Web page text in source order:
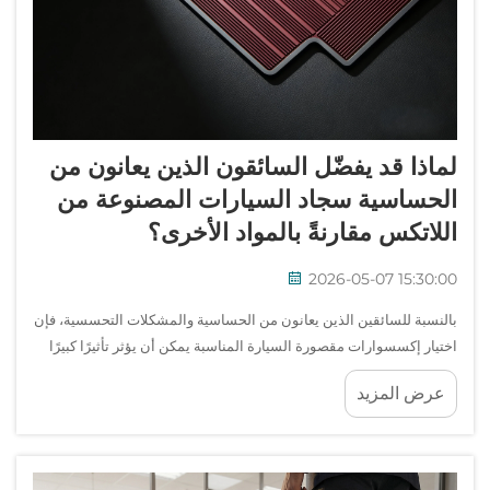
لماذا قد يفضّل السائقون الذين يعانون من
الحساسية سجاد السيارات المصنوعة من
اللاتكس مقارنةً بالمواد الأخرى؟
2026-05-07 15:30:00
بالنسبة للسائقين الذين يعانون من الحساسية والمشكلات التحسسية، فإن
اختيار إكسسوارات مقصورة السيارة المناسبة يمكن أن يؤثر تأثيرًا كبيرًا
على راحتهم اليومية وصحتهم. ومن بين المواد المختلفة المتاحة لحماية
أرضيات المركبات، برز سجاد أرضيات السيارات المصنوع من اللاتكس كـ...
عرض المزيد